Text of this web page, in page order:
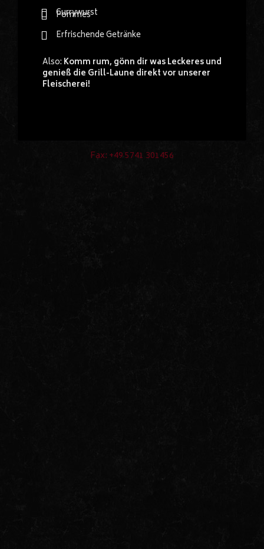
Kontakt
Fax: +49 5741 301456
Currywurst
Pommes
Erfrischende Getränke
Also: Komm rum, gönn dir was Leckeres und
genieß die Grill-Laune direkt vor unserer
Fleischerei!